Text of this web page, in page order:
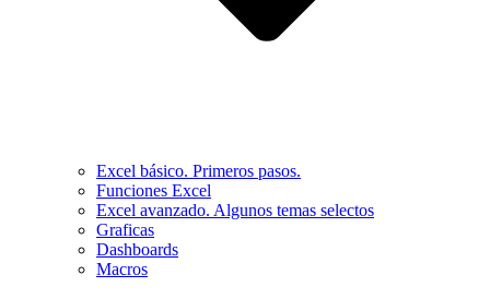
Excel básico. Primeros pasos.
Funciones Excel
Excel avanzado. Algunos temas selectos
Graficas
Dashboards
Macros